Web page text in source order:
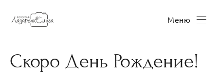
Меню
Скоро День Рождение!